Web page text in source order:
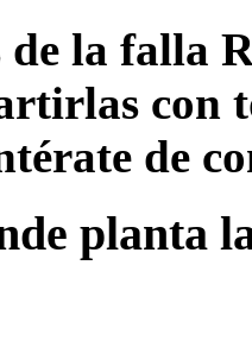
de la falla
con
de
planta